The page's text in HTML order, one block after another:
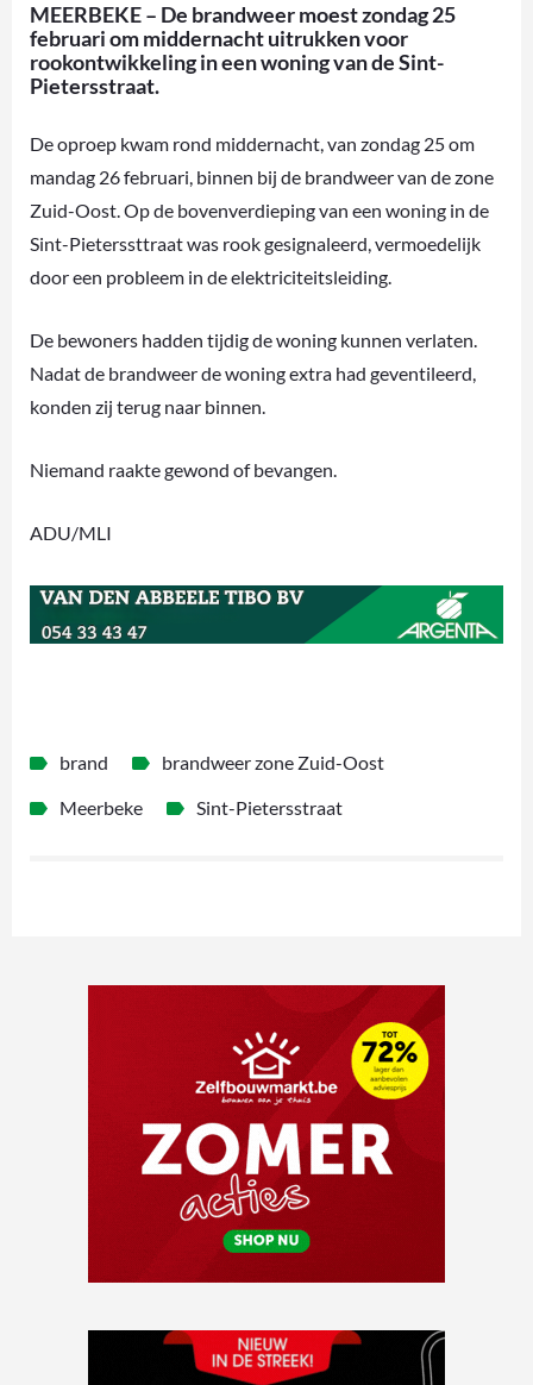
MEERBEKE – De brandweer moest zondag 25
februari om middernacht uitrukken voor
rookontwikkeling in een woning van de Sint-
Pietersstraat.
De oproep kwam rond middernacht, van zondag 25 om
mandag 26 februari, binnen bij de brandweer van de zone
Zuid-Oost. Op de bovenverdieping van een woning in de
Sint-Pieterssttraat was rook gesignaleerd, vermoedelijk
door een probleem in de elektriciteitsleiding.
De bewoners hadden tijdig de woning kunnen verlaten.
Nadat de brandweer de woning extra had geventileerd,
konden zij terug naar binnen.
Niemand raakte gewond of bevangen.
ADU/MLI
brand
brandweer zone Zuid-Oost
Meerbeke
Sint-Pietersstraat